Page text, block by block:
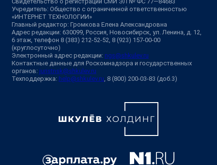
Учредитель: Общество с ограниченной ответственностью
«ИНТЕРНЕТ ТЕХНОЛОГИИ»
Главный редактор: Громкова Елена Александровна
Адрес редакции: 630099, Россия, Новосибирск, ул. Ленина, д. 12,
6 этаж, телефон 8 (383) 212-52-52, 8 (923) 157-00-00
(круглосуточно)
Электронный адрес редакции: ngs@shkulev.ru
Контактные данные для Роскомнадзора и государственных
органов: juristnsk@shkulev.ru
Техподдержка: help@shkulev.ru, 8 (800) 200-03-83 (доб.3)